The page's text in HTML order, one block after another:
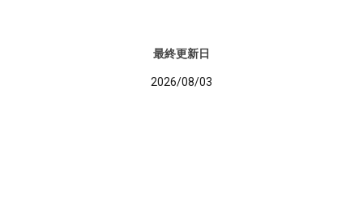
最終更新日
2026/08/03